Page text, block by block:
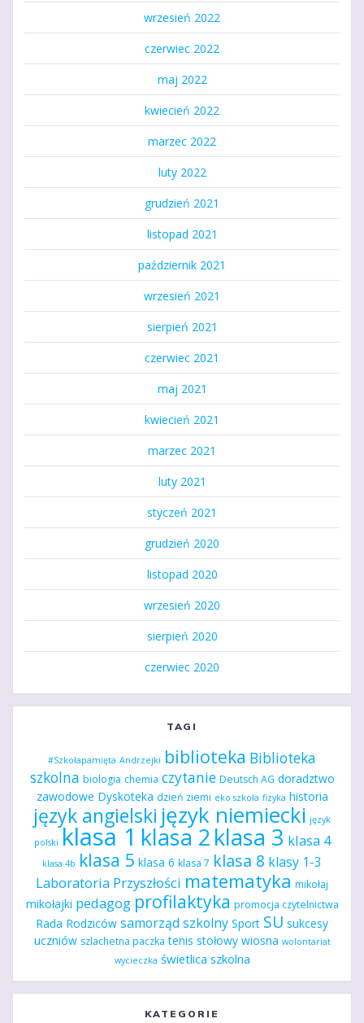
wrzesień 2022
czerwiec 2022
maj 2022
kwiecień 2022
marzec 2022
luty 2022
grudzień 2021
listopad 2021
październik 2021
wrzesień 2021
sierpień 2021
czerwiec 2021
maj 2021
kwiecień 2021
marzec 2021
luty 2021
styczeń 2021
grudzień 2020
listopad 2020
wrzesień 2020
sierpień 2020
czerwiec 2020
TAGI
#Szkołapamięta Andrzejki biblioteka Biblioteka
szkolna biologia chemia czytanie Deutsch AG doradztwo
zawodowe Dyskoteka dzień ziemi eko szkoła fizyka historia
język angielski język niemiecki język
polski klasa 1 klasa 2klasa 3 klasa 4
klasa 4b klasa 5 klasa 6 klasa 7 klasa 8 klasy 1-3
Laboratoria Przyszłości matematyka mikołaj
mikołajki pedagog profilaktyka promocja czytelnictwa
Rada Rodziców samorząd szkolny Sport SU sukcesy
uczniów szlachetna paczka tenis stołowy wiosna wolontariat
wycieczka świetlica szkolna
KATEGORIE